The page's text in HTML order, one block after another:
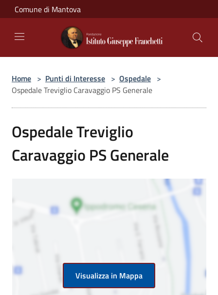
Salta al contenuto principale
Comune di Mantova
Home > Punti di Interesse > Ospedale >
Ospedale Treviglio Caravaggio PS Generale
Ospedale Treviglio
Caravaggio PS Generale
Visualizza in Mappa